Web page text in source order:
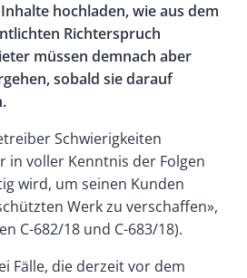
hochladen, wie aus dem
Richterspruch
müssen demnach aber
sobald sie darauf
Schwierigkeiten
in voller Kenntnis der Folgen
wird, um seinen Kunden
Werk zu verschaffen»,
C-682/18 und C-683/18).
Fälle, die derzeit vor dem